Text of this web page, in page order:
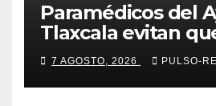
Paramédicos del
Tlaxcala evitan
sufra
hipotermia tras
cisterna
7 AGOSTO, 2026 PULSO-